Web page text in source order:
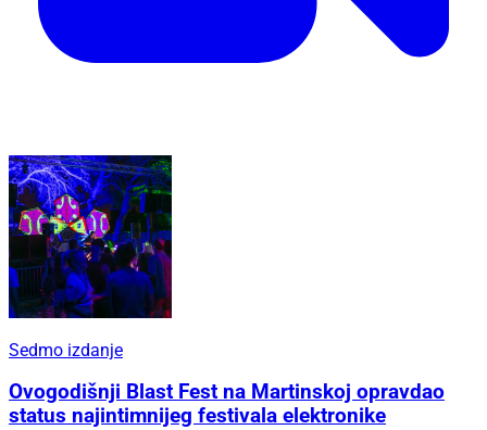
Sedmo izdanje
Ovogodišnji Blast Fest na Martinskoj opravdao
status najintimnijeg festivala elektronike